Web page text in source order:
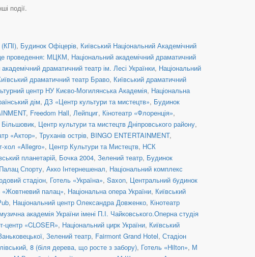
події.
, Будинок Офіцерів, Київський Національний Академічний
проведення: МЦКМ, Національний академічний драматичний
драматичний театр ім. Лесі Українки, Національний
драматичний театр Браво, Київський драматичний
центр НУ Києво-Могилянська Академія, Національна
дім, ДЗ «Центр культури та мистецтв», Будинок
, Freedom Hall, Лейпциг, Кінотеатр «Флоренція»,
, Центр культури та мистецтв Дніпровського району,
«Актор», Труханів острів, BINGO ENTERTAINMENT,
хол «Allegro», Центр Культури та Мистецтв, НСК
планетарій, Бочка 2004, Зелений театр, Будинок
Палац Спорту, Акко Інтернешенал, Національний комплекс
стадіон, Готель «Україна», Saxon, Центральний будинок
«Жовтневий палац», Національна опера України, Київський
, Національний центр Олександра Довженко, Кінотеатр
академія України імені П.І. Чайковського.Оперна студія
центр «CLOSER», Національний цирк України, Київський
, Зелений театр, Fairmont Grand Hotel, Стадіон
8 (біля дерева, що росте з забору), Готель «Hilton», М